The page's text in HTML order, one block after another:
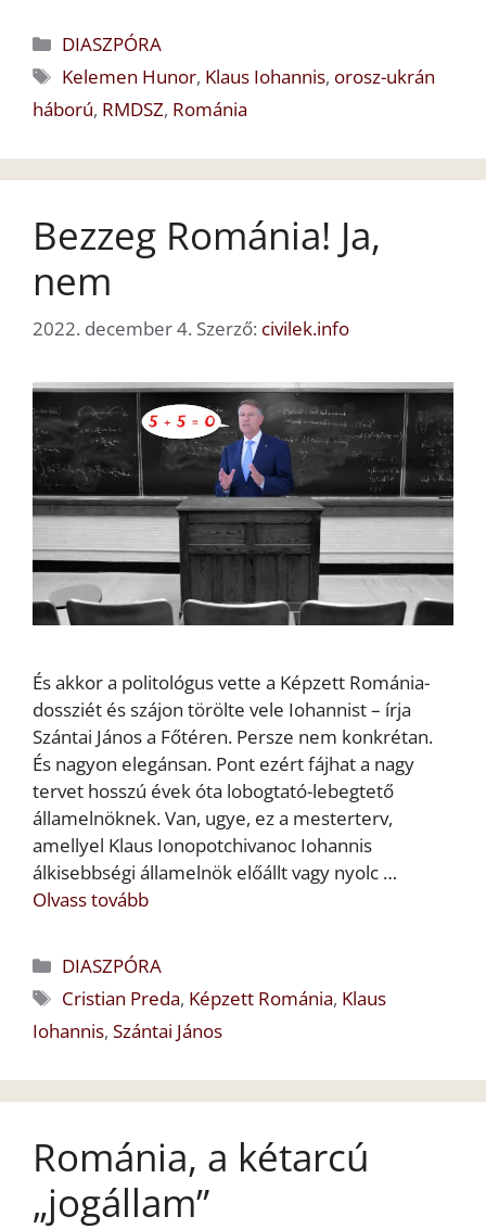
Kategória
DIASZPÓRA
Címkék
Kelemen Hunor, Klaus Iohannis, orosz-ukrán
háború, RMDSZ, Románia
Bezzeg Románia! Ja,
nem
2022. december 4. Szerző: civilek.info
És akkor a politológus vette a Képzett Románia-
dossziét és szájon törölte vele Iohannist – írja
Szántai János a Főtéren. Persze nem konkrétan.
És nagyon elegánsan. Pont ezért fájhat a nagy
tervet hosszú évek óta lobogtató-lebegtető
államelnöknek. Van, ugye, ez a mesterterv,
amellyel Klaus Ionopotchivanoc Iohannis
álkisebbségi államelnök előállt vagy nyolc …
Olvass tovább
Kategória
DIASZPÓRA
Címkék
Cristian Preda, Képzett Románia, Klaus
Iohannis, Szántai János
Románia, a kétarcú
„jogállam”